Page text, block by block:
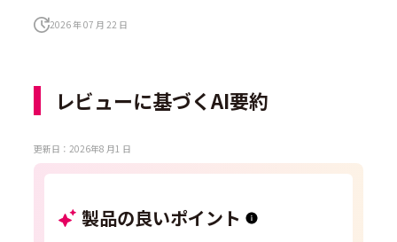
2026 年 07 月 22 日
レビューに基づくAI要約
更新日：2026年8 月1 日
製品の良いポイント